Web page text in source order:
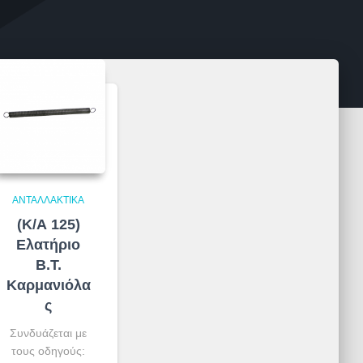
ΑΝΤΑΛΛΑΚΤΙΚΆ
(Κ/Α 125)
Ελατήριο
Β.Τ.
Καρμανιόλα
ς
Συνδυάζεται με
τους οδηγούς: